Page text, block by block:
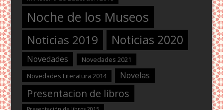
Noche de los Museos
Noticias 2019 Noticias 2020
Novedades
Novedades 2021
Novedades Literatura 2014
Novelas
Presentacion de libros